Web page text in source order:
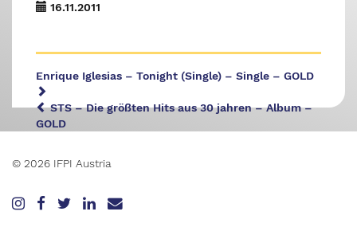
16.11.2011
Enrique Iglesias – Tonight (Single) – Single – GOLD
STS – Die größten Hits aus 30 jahren – Album –
GOLD
© 2026 IFPI Austria